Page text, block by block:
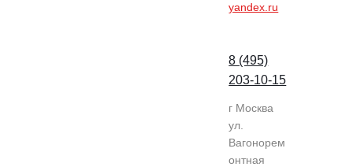
yandex.ru
8 (495)
203-10-15
г Москва
ул.
Вагонорем
онтная